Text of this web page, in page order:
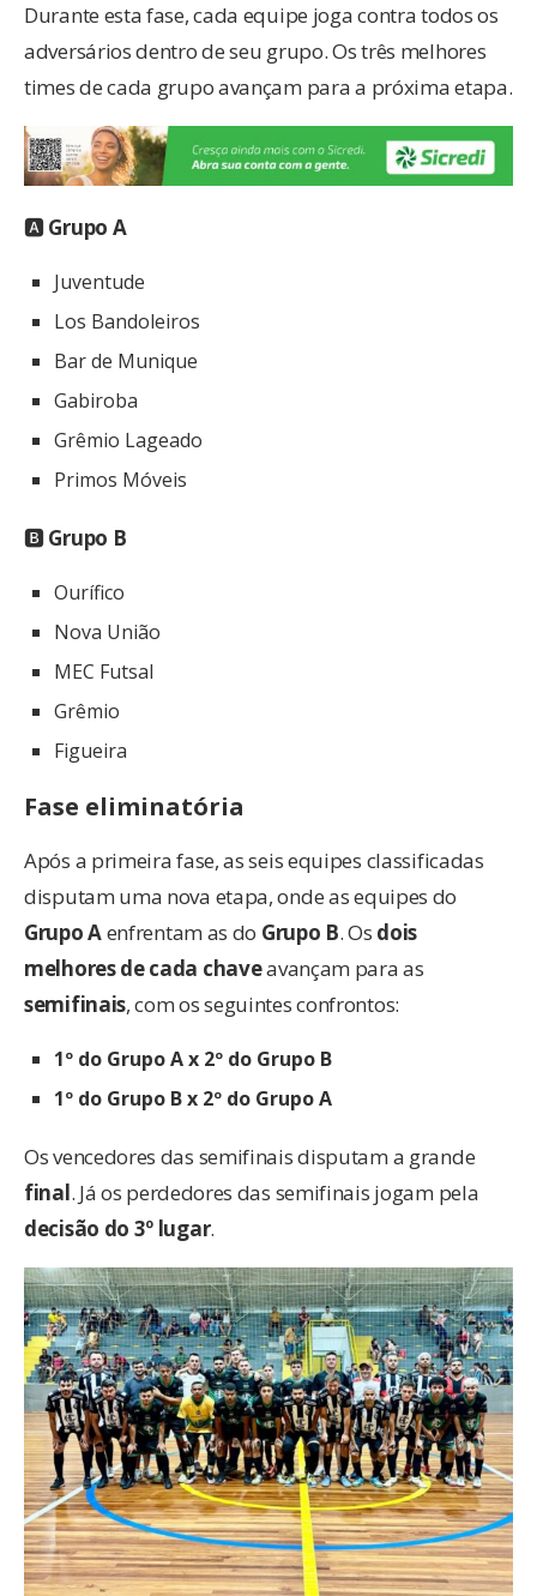
Durante esta fase, cada equipe joga contra todos os
adversários dentro de seu grupo. Os três melhores
times de cada grupo avançam para a próxima etapa.
🅰Grupo A
Juventude
Los Bandoleiros
Bar de Munique
Gabiroba
Grêmio Lageado
Primos Móveis
🅱Grupo B
Ourífico
Nova União
MEC Futsal
Grêmio
Figueira
Fase eliminatória
Após a primeira fase, as seis equipes classificadas
disputam uma nova etapa, onde as equipes do
Grupo Aenfrentam as do Grupo B. Os dois
melhores de cada chaveavançam para as
semifinais, com os seguintes confrontos:
1º do Grupo A x 2º do Grupo B
1º do Grupo B x 2º do Grupo A
Os vencedores das semifinais disputam a grande
final. Já os perdedores das semifinais jogam pela
decisão do 3º lugar.